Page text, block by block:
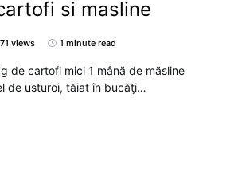
si masline
views 1 minute read
de cartofi mici 1 mână de măsline
de usturoi, tăiat în bucăţi…